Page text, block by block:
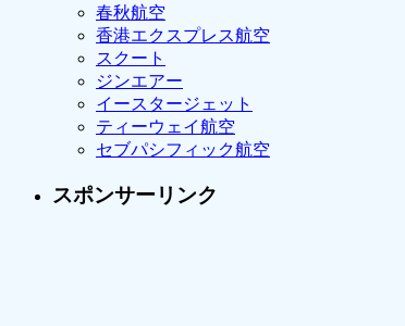
春秋航空
香港エクスプレス航空
スクート
ジンエアー
イースタージェット
ティーウェイ航空
セブパシフィック航空
スポンサーリンク